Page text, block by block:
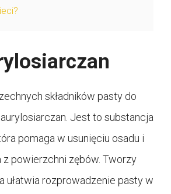
składników pasty do
Jest to substancja
pomaga w usunięciu osadu i
powierzchni zębów. Tworzy
ułatwia rozprowadzenie pasty w